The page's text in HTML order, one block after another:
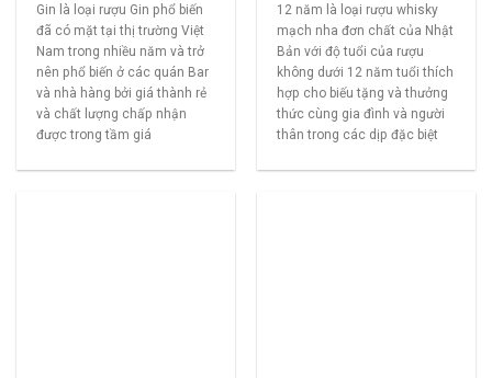
Gin là loại rượu Gin phổ biến
đã có mặt tại thị trường Việt
Nam trong nhiều năm và trở
nên phổ biến ở các quán Bar
và nhà hàng bởi giá thành rẻ
và chất lượng chấp nhận
được trong tầm giá
12 năm là loại rượu whisky
mạch nha đơn chất của Nhật
Bản với độ tuổi của rượu
không dưới 12 năm tuổi thích
hợp cho biếu tặng và thưởng
thức cùng gia đình và người
thân trong các dịp đặc biệt